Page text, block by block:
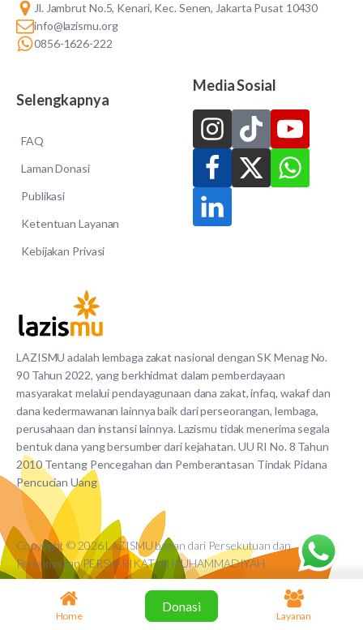
LAZISMU adalah lembaga zakat nasional dengan SK Menag No.
90 Tahun 2022, yang berkhidmat dalam pemberdayaan
masyarakat melalui pendayagunaan dana zakat, infaq, wakaf dan
dana kedermawanan lainnya baik dari perseorangan, lembaga,
perusahaan dan instansi lainnya. Lazismu tidak menerima segala
bentuk dana yang bersumber dari kejahatan. UU RI No. 8 Tahun
2010 Tentang Pencegahan dan Pemberantasan Tindak Pidana
Pencucian Uang
Jl. Jambrut No.5, Kenari, Kec. Senen, Jakarta Pusat 10430
info@lazismu.org
0856-1626-222
Selengkapnya
FAQ
Laman Donasi
Publikasi
Ketentuan Layanan
Kebijakan Privasi
Media Sosial
Copyright © 2026 LAZISMU bagian dari Persekutuan dan
Perkumpulan PERSYARIKATAN MUHAMMADIYAH
Home
Donasi
Layanan